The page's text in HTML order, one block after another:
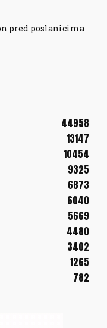
pred poslanicima
44958
13147
10454
9325
6873
6040
5669
4480
3402
1265
782